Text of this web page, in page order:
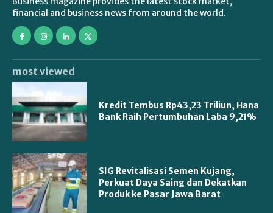
financial and business news from around the world.
most viewed
Kredit Tembus Rp43,23 Triliun, Hana
Bank Raih Pertumbuhan Laba 9,21%
SIG Revitalisasi Semen Kujang,
Perkuat Daya Saing dan Dekatkan
Produk ke Pasar Jawa Barat